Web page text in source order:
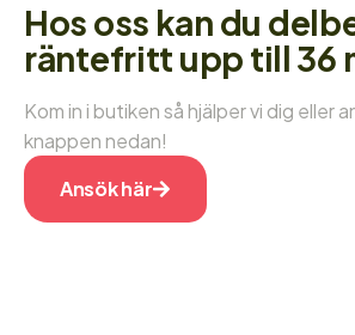
Hos oss kan du
räntefritt upp till 36
Kom in i butiken så hjälper vi dig eller
knappen nedan!
Ansök här